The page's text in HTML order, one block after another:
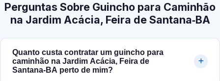
Perguntas Sobre Guincho para Caminhão
na Jardim Acácia, Feira de Santana‑BA
Quanto custa contratar um guincho para
caminhão na Jardim Acácia, Feira de
Santana‑BA perto de mim?